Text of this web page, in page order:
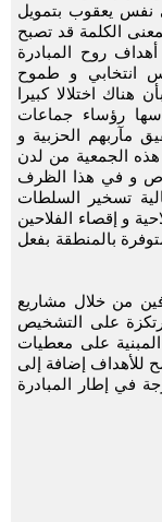
نفس يعقوب بتمويل
الكلمة قد تصبح
روح المبادرة
انتخابي و طموح
اختلالا كبيرا
رؤساء جماعات
مآربهم الحزبية و
الجمعية من لدن
و في هذا الظرف
تسخير السلطات
و إقصاء الفلاحين
بالمنطقة بفعل
من خلال مشاريع
على التشخيص
المبنية على معطيات
للأهداف إضافة إلى
في إطار المبادرة